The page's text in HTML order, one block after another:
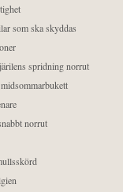
som ska skyddas
spridning norrut
norrut